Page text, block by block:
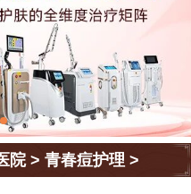
院>青春痘护理 >